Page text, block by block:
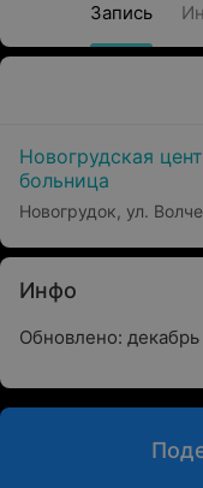
Запись
Новогрудская
больница
Новогрудок, ул.
Инфо
Обновлено: